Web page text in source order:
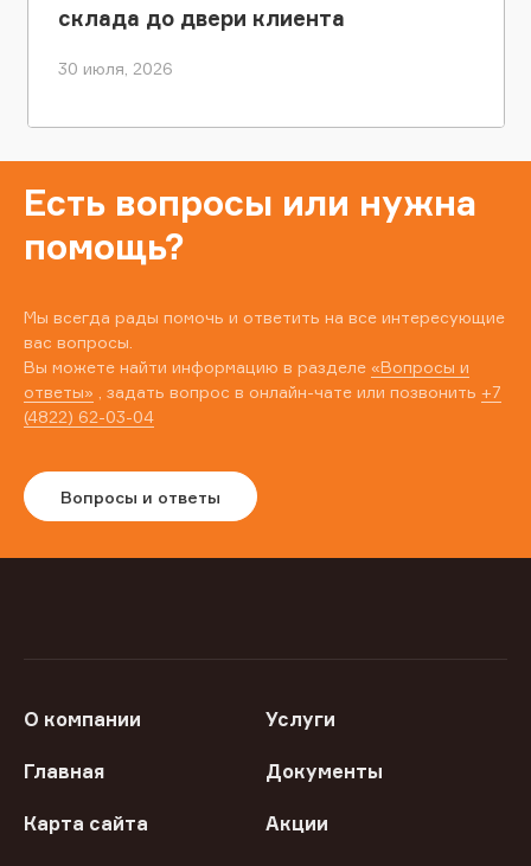
склада до двери клиента
30 июля, 2026
Есть вопросы или нужна
помощь?
Мы всегда рады помочь и ответить на все интересующие
вас вопросы.
Вы можете найти информацию в разделе «Вопросы и
ответы» , задать вопрос в онлайн-чате или позвонить +7
(4822) 62-03-04
Вопросы и ответы
О компании Услуги
Главная Документы
Карта сайта Акции